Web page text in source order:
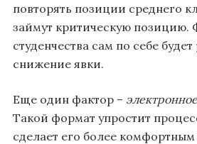
повторять позиции среднего
займут критическую позицию.
студенчества сам по себе будет
снижение явки.
Еще один фактор –
Такой формат упростит
сделает его более